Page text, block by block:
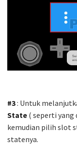
#3: Untuk
State ( seperti yang
kemudian pilih slot
statenya.